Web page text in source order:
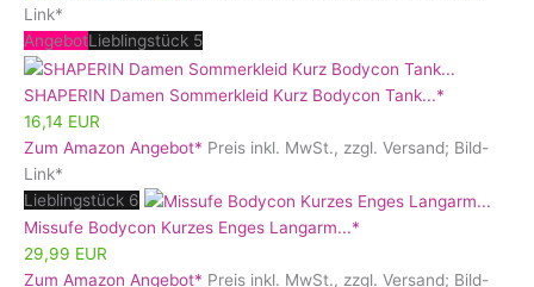
Link*
AngebotLieblingstück 5
SHAPERIN Damen Sommerkleid Kurz Bodycon Tank...*
16,14 EUR
Zum Amazon Angebot* Preis inkl. MwSt., zzgl. Versand; Bild-
Link*
Lieblingstück 6
Missufe Bodycon Kurzes Enges Langarm...*
29,99 EUR
Zum Amazon Angebot* Preis inkl. MwSt., zzgl. Versand; Bild-